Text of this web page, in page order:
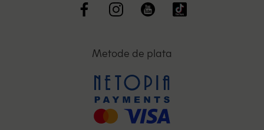
Metode de plata